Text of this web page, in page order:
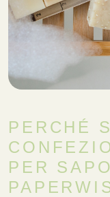
PERCHÉ
PER